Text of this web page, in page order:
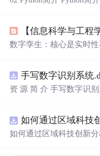
整个制造业的开发，绝
率的，只有少量的大文
效率。
广泛应用于处理系统管
戏和Web 网站开发等领
数字孪生：核心是实时
训练用深度时序模型，
同：本质是多商品流 +
迟的关键。液压/气动系
控制）机械臂力控/阻抗
控制）
手写数字识别系统
资 源 简 介 手写数字识
带有直观的图形用户界
需要将手写数字输入系
如何通过区域科技创新